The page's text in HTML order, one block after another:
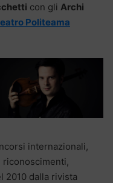
con gli Archi
Politeama
internazionali,
riconoscimenti,
2010 dalla rivista